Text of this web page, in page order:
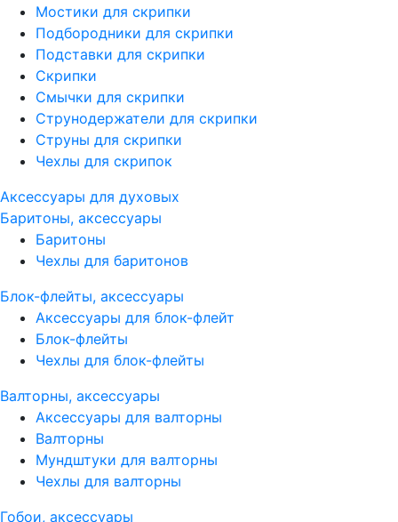
Мостики для скрипки
Подбородники для скрипки
Подставки для скрипки
Скрипки
Смычки для скрипки
Струнодержатели для скрипки
Струны для скрипки
Чехлы для скрипок
Аксессуары для духовых
Баритоны, аксессуары
Баритоны
Чехлы для баритонов
Блок-флейты, аксессуары
Аксессуары для блок-флейт
Блок-флейты
Чехлы для блок-флейты
Валторны, аксессуары
Аксессуары для валторны
Валторны
Мундштуки для валторны
Чехлы для валторны
Гобои, аксессуары